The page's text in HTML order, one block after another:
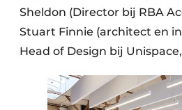
Sheldon (Director bij RBA
Stuart Finnie (architect en
Head of Design bij